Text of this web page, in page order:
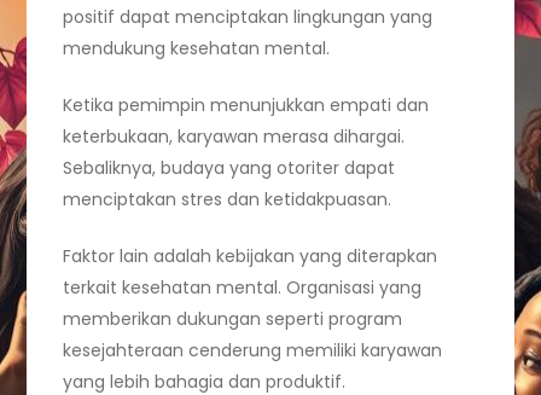
positif dapat menciptakan lingkungan yang
mendukung kesehatan mental.
Ketika pemimpin menunjukkan empati dan
keterbukaan, karyawan merasa dihargai.
Sebaliknya, budaya yang otoriter dapat
menciptakan stres dan ketidakpuasan.
Faktor lain adalah kebijakan yang diterapkan
terkait kesehatan mental. Organisasi yang
memberikan dukungan seperti program
kesejahteraan cenderung memiliki karyawan
yang lebih bahagia dan produktif.